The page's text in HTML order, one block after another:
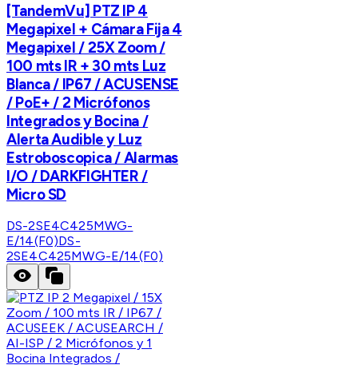
[TandemVu] PTZ IP 4
Megapixel + Cámara Fija 4
Megapixel / 25X Zoom /
100 mts IR + 30 mts Luz
Blanca / IP67 / ACUSENSE
/ PoE+ / 2 Micrófonos
Integrados y Bocina /
Alerta Audible y Luz
Estroboscopica / Alarmas
I/O / DARKFIGHTER /
Micro SD
DS-2SE4C425MWG-
E/14(F0)DS-
2SE4C425MWG-E/14(F0)